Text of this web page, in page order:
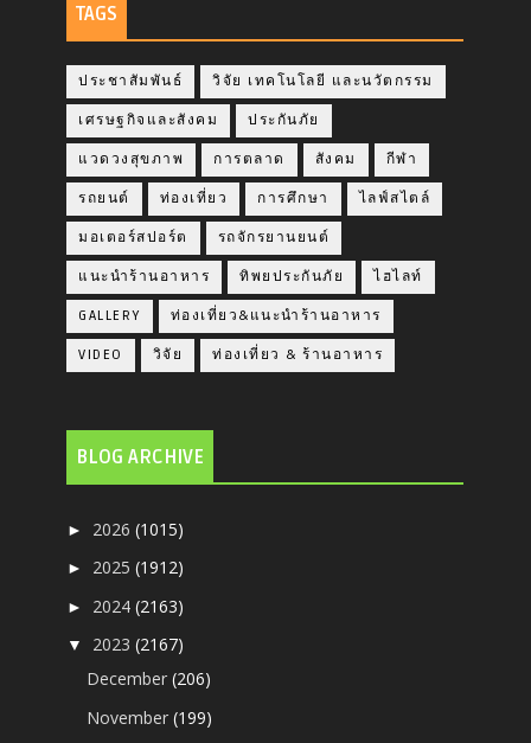
TAGS
ประชาสัมพันธ์ วิจัย เทคโนโลยี และนวัตกรรม
เศรษฐกิจและสังคม ประกันภัย
แวดวงสุขภาพ การตลาด สังคม กีฬา
รถยนต์ ท่องเที่ยว การศึกษา ไลฟ์สไตล์
มอเตอร์สปอร์ต รถจักรยานยนต์
แนะนำร้านอาหาร ทิพยประกันภัย ไฮไลท์
GALLERY ท่องเที่ยว&แนะนำร้านอาหาร
VIDEO วิจัย ท่องเที่ยว & ร้านอาหาร
BLOG ARCHIVE
► 2026(1015)
► 2025(1912)
► 2024(2163)
▼ 2023(2167)
December(206)
November(199)